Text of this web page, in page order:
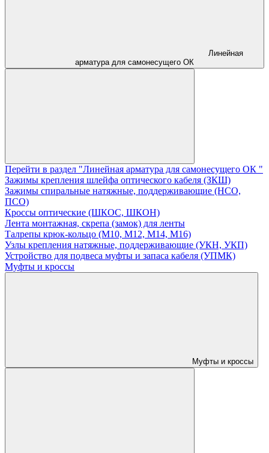
Линейная
арматура для самонесущего ОК
Перейти в раздел "Линейная арматура для самонесущего ОК "
Зажимы крепления шлейфа оптического кабеля (ЗКШ)
Зажимы спиральные натяжные, поддерживающие (НСО,
ПСО)
Кроссы оптические (ШКОС, ШКОН)
Лента монтажная, скрепа (замок) для ленты
Талрепы крюк-кольцо (М10, М12, М14, М16)
Узлы крепления натяжные, поддерживающие (УКН, УКП)
Устройство для подвеса муфты и запаса кабеля (УПМК)
Муфты и кроссы
Муфты и кроссы